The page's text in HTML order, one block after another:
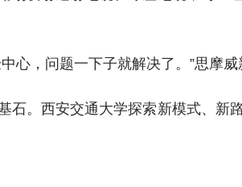
，问题一下子就解决了。”思摩威
。西安交通大学探索新模式、新